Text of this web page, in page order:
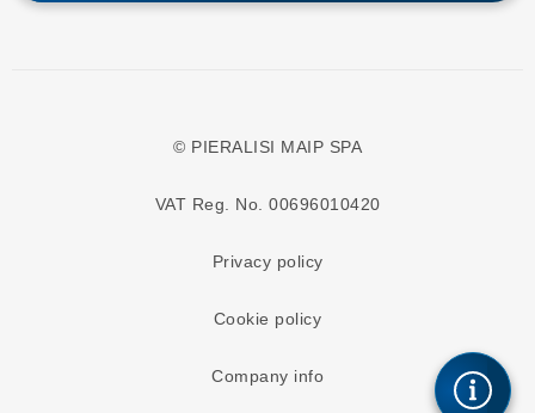
© PIERALISI MAIP SPA
VAT Reg. No. 00696010420
Privacy policy
Cookie policy
Company info